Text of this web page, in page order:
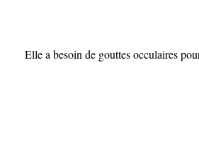
Elle a besoin de gouttes occulaires